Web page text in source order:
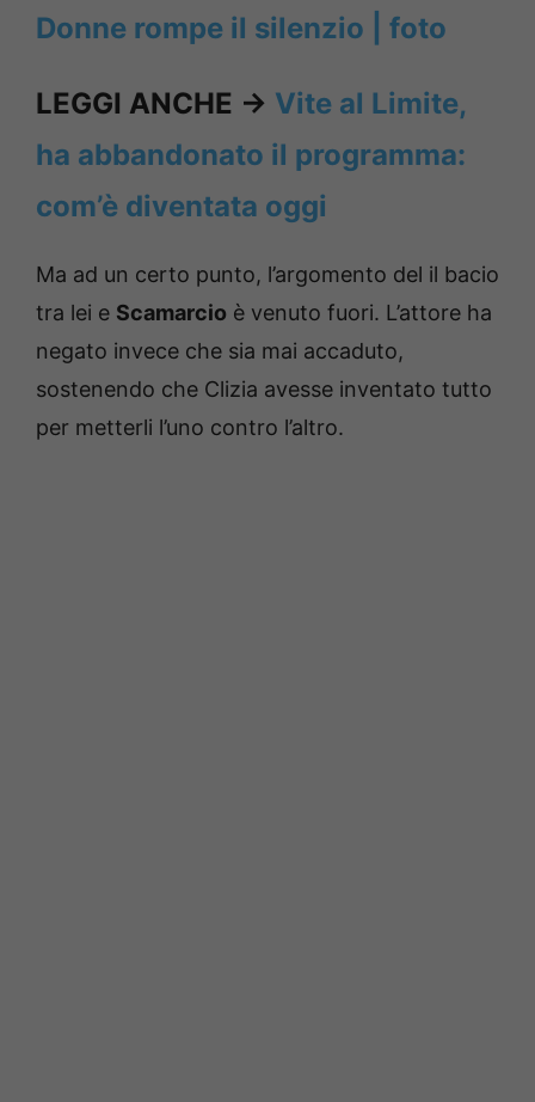
Donne rompe il silenzio | foto
LEGGI ANCHE -> Vite al Limite,
ha abbandonato il programma:
com’è diventata oggi
Ma ad un certo punto, l’argomento del il bacio
tra lei e Scamarcio è venuto fuori. L’attore ha
negato invece che sia mai accaduto,
sostenendo che Clizia avesse inventato tutto
per metterli l’uno contro l’altro.